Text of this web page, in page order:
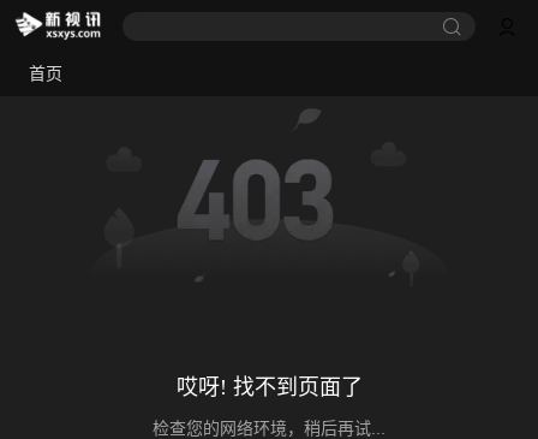
首页
哎呀! 找不到页面了
检查您的网络环境，稍后再试...